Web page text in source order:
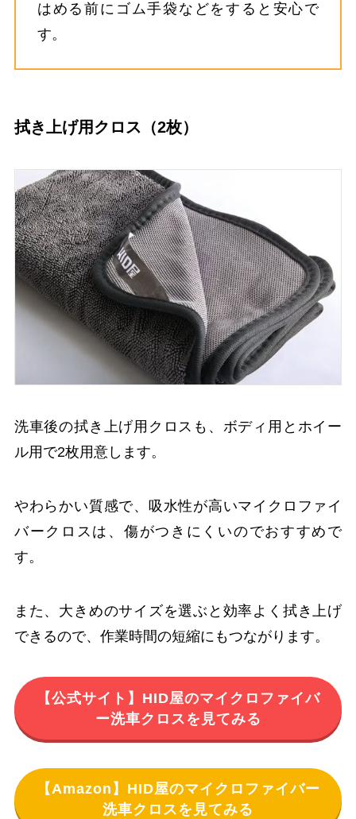
はめる前にゴム手袋などをすると安心で
す。
拭き上げ用クロス（2枚）
洗車後の拭き上げ用クロスも、ボディ用とホイー
ル用で2枚用意します。
やわらかい質感で、吸水性が高いマイクロファイ
バークロスは、傷がつきにくいのでおすすめで
す。
また、大きめのサイズを選ぶと効率よく拭き上げ
できるので、作業時間の短縮にもつながります。
【公式サイト】HID屋のマイクロファイバ
ー洗車クロスを見てみる
【Amazon】HID屋のマイクロファイバー
洗車クロスを見てみる